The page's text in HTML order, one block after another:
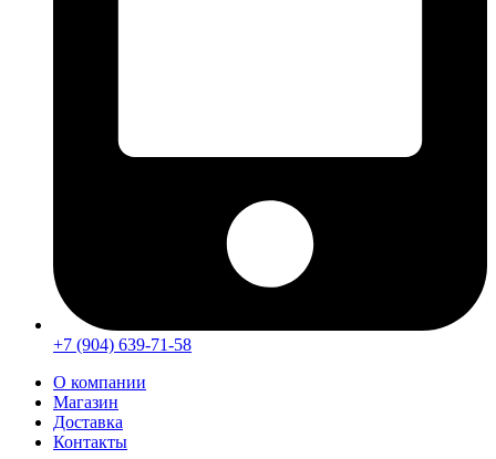
+7 (904) 639-71-58
О компании
Магазин
Доставка
Контакты